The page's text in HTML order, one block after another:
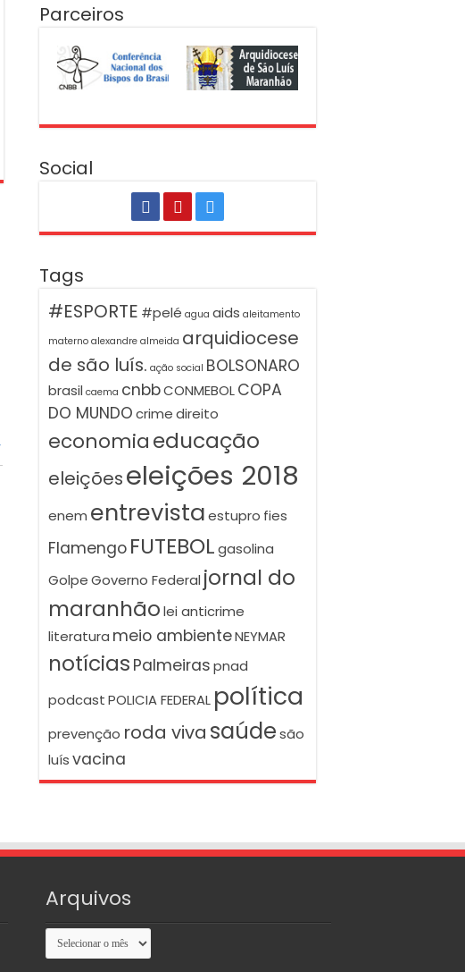
Parceiros
Social
Tags
#ESPORTE #pelé agua aids aleitamento
materno alexandre almeida arquidiocese
de são luís. ação social BOLSONARO
brasil caema cnbbCONMEBOLCOPA
DO MUNDOcrimedireito
economiaeducação
eleiçõeseleições 2018
enem entrevistaestupro fies
Flamengo FUTEBOLgasolina
GolpeGoverno Federal jornal do
maranhãolei anticrime
literatura meio ambienteNEYMAR
notícias Palmeiraspnad
podcastPOLICIA FEDERAL política
prevenção roda viva saúdesão
luísvacina
Arquivos
Arquivos